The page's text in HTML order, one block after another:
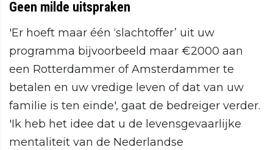
Geen milde uitspraken
'Er hoeft maar één ‘slachtoffer’ uit uw
programma bijvoorbeeld maar €2000 aan
een Rotterdammer of Amsterdammer te
betalen en uw vredige leven of dat van uw
familie is ten einde', gaat de bedreiger verder.
'Ik heb het idee dat u de levensgevaarlijke
mentaliteit van de Nederlandse